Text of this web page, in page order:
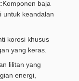
Komponen baja
untuk keandalan
korosi khusus
yang keras.
lilitan yang
energi,